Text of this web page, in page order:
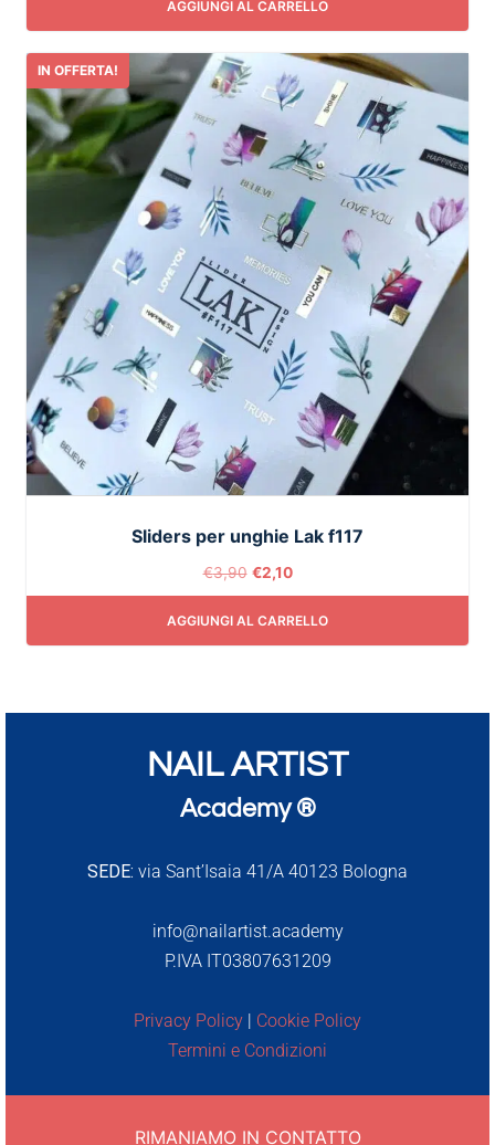
AGGIUNGI AL CARRELLO
IN OFFERTA!
Sliders per unghie Lak f117
€3,90 €2,10
AGGIUNGI AL CARRELLO
NAIL ARTIST
Academy ®
SEDE: via Sant’Isaia 41/A 40123 Bologna
info@nailartist.academy
P.IVA IT03807631209
Privacy Policy | Cookie Policy
Termini e Condizioni
RIMANIAMO IN CONTATTO